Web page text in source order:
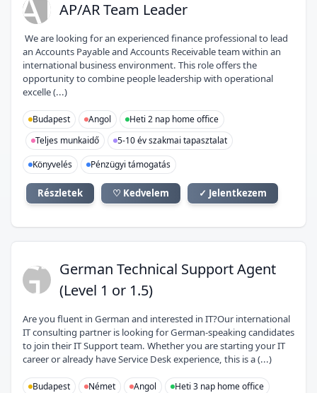
AP/AR Team Leader
We are looking for an experienced finance professional to lead
an Accounts Payable and Accounts Receivable team within an
international business environment. This role offers the
opportunity to combine people leadership with operational
excelle (...)
Budapest Angol
Heti 2 nap home office
Teljes munkaidő
5-10 év szakmai tapasztalat
Könyvelés
Pénzügyi támogatás
Részletek ♡ Kedvelem ✓ Jelentkezem
GTGerman Technical Support Agent
(Level 1 or 1.5)
Are you fluent in German and interested in IT?Our international
IT consulting partner is looking for German-speaking candidates
to join their IT Support team. Whether you are starting your IT
career or already have Service Desk experience, this is a (...)
Budapest Német Angol
Heti 3 nap home office